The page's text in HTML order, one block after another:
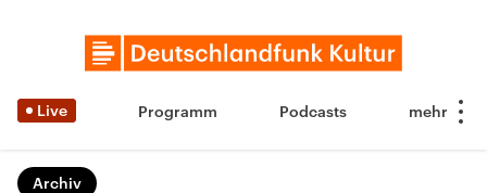
Live Programm Podcasts
Archiv